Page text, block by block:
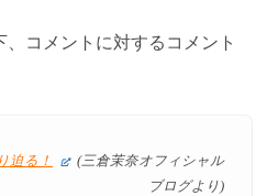
コメントに対するコメント
迫る！
(三倉茉奈オフィシャル
ブログより)